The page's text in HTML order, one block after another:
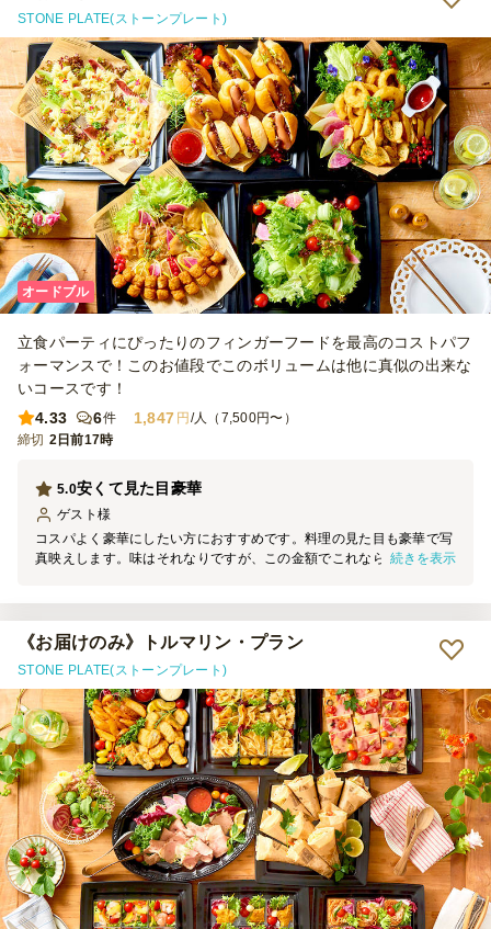
STONE PLATE(ストーンプレート)
オードブル
立食パーティにぴったりのフィンガーフードを最高のコストパフ
ォーマンスで！このお値段でこのボリュームは他に真似の出来な
いコースです！
4.33
6件 1,847 円 /人（7,500円〜）
締切 2日前17時
安くて見た目豪華
5.0
ゲスト 様
コスパよく豪華にしたい方におすすめです。料理の見た目も豪華で写
真映えします。味はそれなりですが、この金額でこれなら大満足で
たが、中のものは綺麗でした。
続きを表示
《お届けのみ》トルマリン・プラン
STONE PLATE(ストーンプレート)